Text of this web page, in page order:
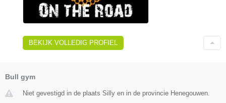
BEKIJK VOLLEDIG PROFIEL
Bull gym
Niet gevestigd in de plaats Silly en in de provincie Henegouwen.